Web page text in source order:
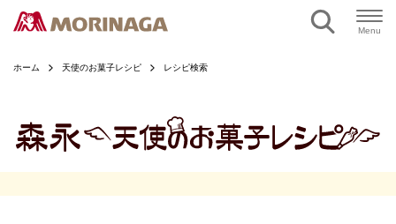
Menu
ホーム 天使のお菓子レシピ レシピ検索